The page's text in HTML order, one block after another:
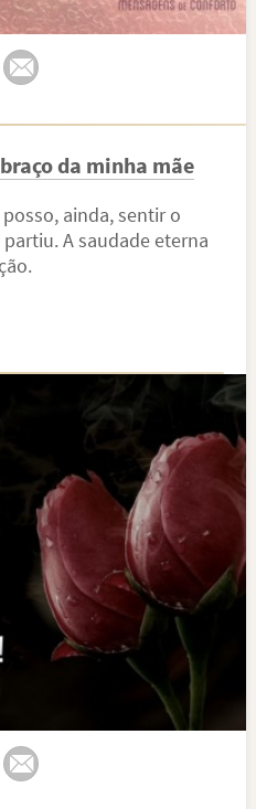
da minha mãe
ainda, sentir o
A saudade eterna